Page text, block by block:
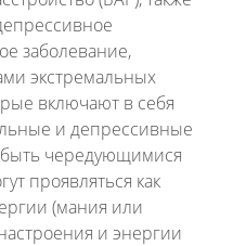
заболевание,
экстремальных
включают в себя
и депрессивные
чередующимися
проявляться как
(мания или
и энергии